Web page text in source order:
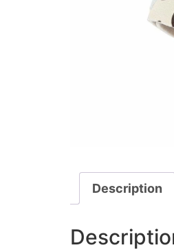
Description